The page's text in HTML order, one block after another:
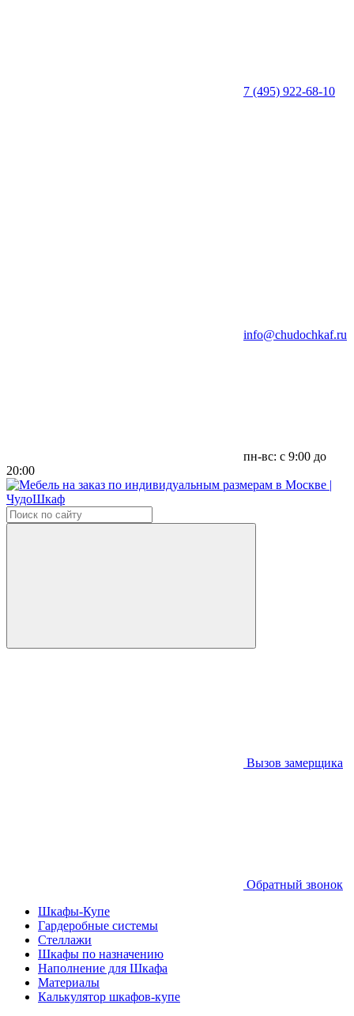
7 (495) 922-68-10
info@chudochkaf.ru
пн-вс: с 9:00 до
20:00
Вызов замерщика
Обратный звонок
Шкафы-Купе
Гардеробные системы
Стеллажи
Шкафы по назначению
Наполнение для Шкафа
Материалы
Калькулятор шкафов-купе